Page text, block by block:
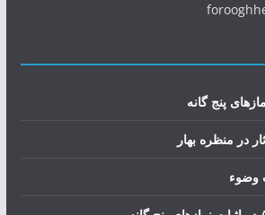
پنج گانه
در منظره بهار
وضوء